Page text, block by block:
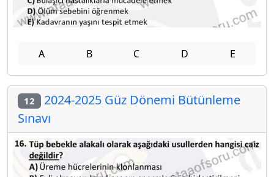
A B C D E
12 2024-2025 Güz Dönemi Bütünleme
Sınavı